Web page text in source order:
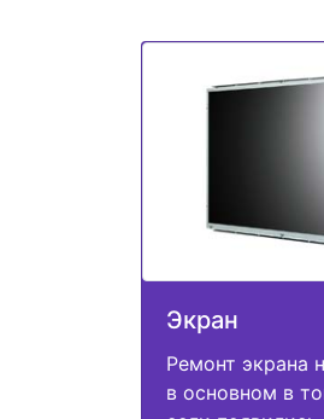
Экран
Ремонт экрана
в основном в